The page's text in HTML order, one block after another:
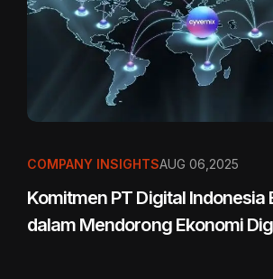
COMPANY INSIGHTSAUG 06,2025
Komitmen PT Digital Indonesia
dalam Mendorong Ekonomi